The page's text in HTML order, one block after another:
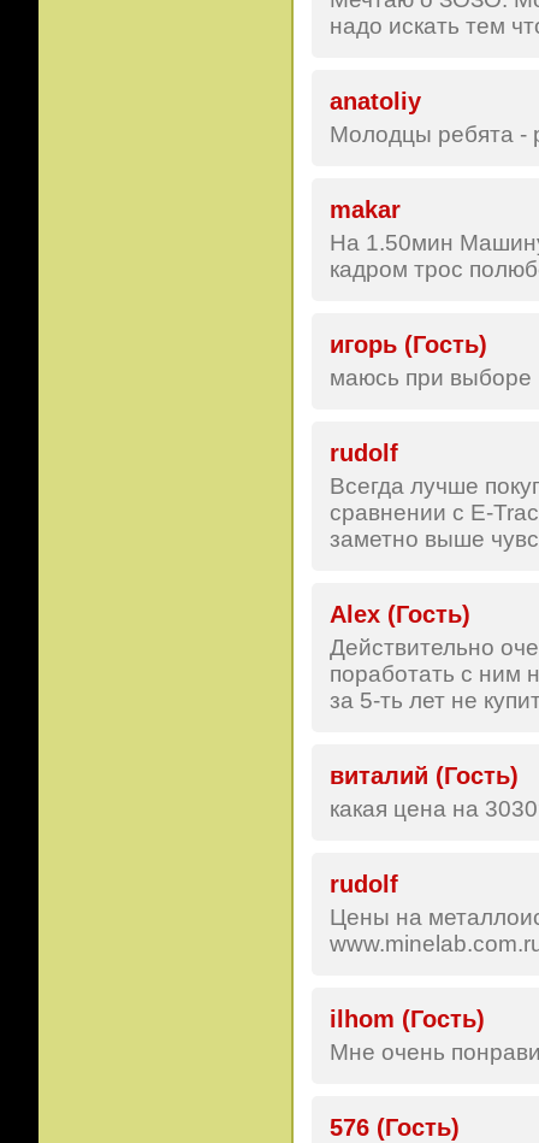
надо искать тем
anatoliy
Молодцы ребята -
makar
На 1.50мин
кадром трос
игорь (Гость)
маюсь при выборе
rudolf
Всегда лучше
сравнении с E-
заметно выше
Alex (Гость)
Действительно
поработать с ним
за 5-ть лет не
виталий (Гость)
какая цена на
rudolf
Цены на
ilhom (Гость)
Мне очень
576 (Гость)